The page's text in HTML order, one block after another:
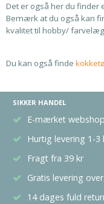
Det er også her du finder
Bemærk at du også kan
kvalitet til hobby/
Du kan også finde
SIKKER HANDEL
E-mærket webshop
Hurtig levering 1-3
Fragt fra 39 kr
Gratis levering
14 dages fuld